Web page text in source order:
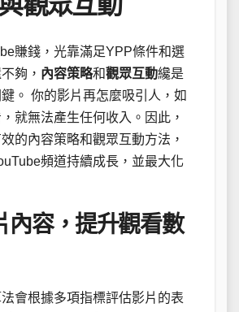
賺錢，光靠滿足YPP條件和選
夠， 內容策略和觀眾互動纔是
。 你的影片再怎麼吸引人，如
就無法產生任何收入。因此，
的內容策略和觀眾互動方法，
頻道持續成長，並最大化
內容，提升觀看數
會根據多項指標評估影片的表